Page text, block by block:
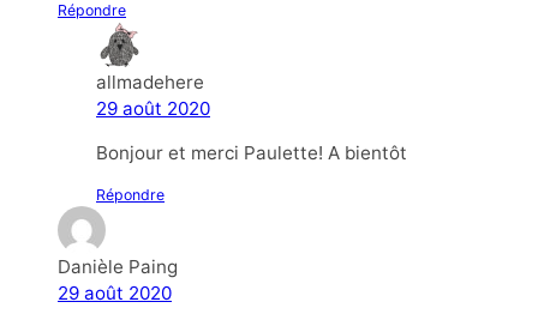
Répondre
allmadehere
29 août 2020
Bonjour et merci Paulette! A bientôt
Répondre
Danièle Paing
29 août 2020